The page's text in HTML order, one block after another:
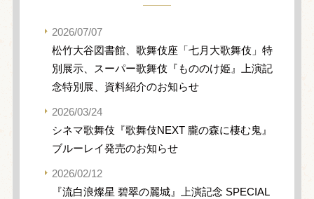
2026/07/07
松竹大谷図書館、歌舞伎座「七月大歌舞伎」特
別展示、スーパー歌舞伎『もののけ姫』上演記
念特別展、資料紹介のお知らせ
2026/03/24
シネマ歌舞伎『歌舞伎NEXT 朧の森に棲む鬼』
ブルーレイ発売のお知らせ
2026/02/12
『流白浪燦星 碧翠の麗城』上演記念 SPECIAL